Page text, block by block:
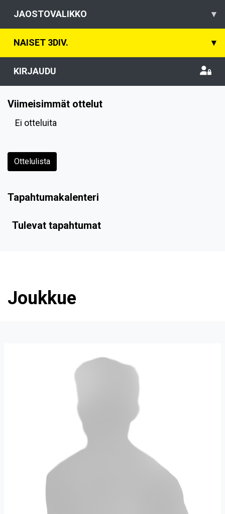
JAOSTOVALIKKO ▾
NAISET 3DIV. ▾
KIRJAUDU
Viimeisimmät ottelut
Ei otteluita
Ottelulista
Tapahtumakalenteri
Tulevat tapahtumat
Joukkue